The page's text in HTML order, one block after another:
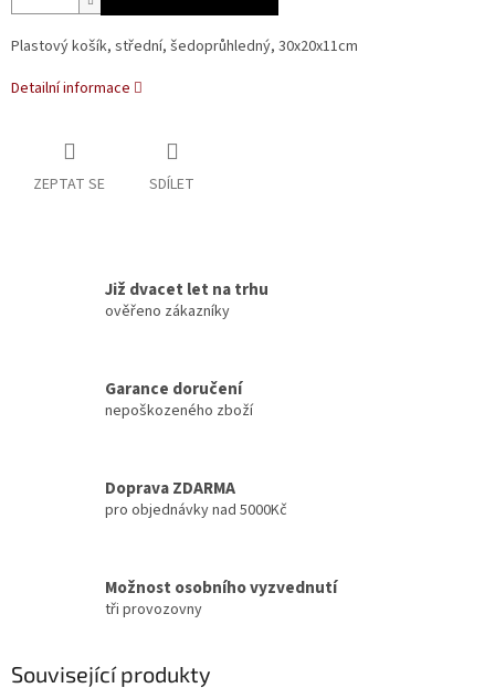
Plastový košík, střední, šedoprůhledný, 30x20x11cm
Detailní informace
ZEPTAT SE SDÍLET
Již dvacet let na trhu
ověřeno zákazníky
Garance doručení
nepoškozeného zboží
Doprava ZDARMA
pro objednávky nad 5000Kč
Možnost osobního vyzvednutí
tři provozovny
Související produkty